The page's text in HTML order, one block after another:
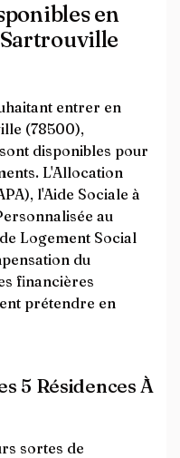
en
entrer en
(78500),
disponibles pour
L'Allocation
l'Aide Sociale à
au
Logement Social
du
financières
prétendre en
5 Résidences À
sortes de